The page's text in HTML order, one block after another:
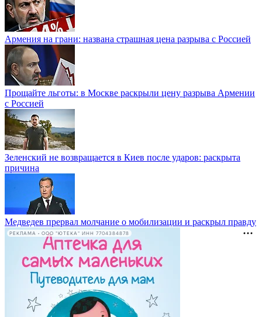
Армения на грани: названа страшная цена разрыва с Россией
Прощайте льготы: в Москве раскрыли цену разрыва Армении
с Россией
Зеленский не возвращается в Киев после ударов: раскрыта
причина
Медведев прервал молчание о мобилизации и раскрыл правду
РЕКЛАМА • ООО "ЮТЕКА" ИНН 7704384878